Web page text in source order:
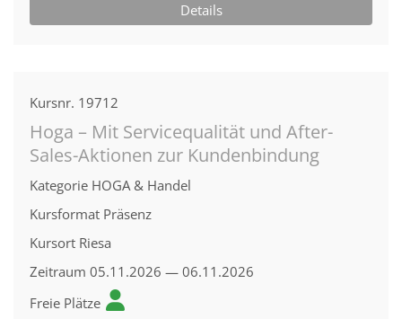
Details
Kursnr. 19712
Hoga – Mit Servicequalität und After-
Sales-Aktionen zur Kundenbindung
Kategorie HOGA & Handel
Kursformat Präsenz
Kursort Riesa
Zeitraum 05.11.2026 — 06.11.2026
Freie Plätze